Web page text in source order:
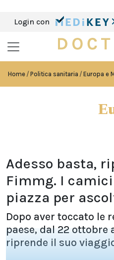
Login con
Home Politica sanitaria Europa e
Adesso basta,
Fimmg. I
piazza per
Dopo aver toccato le
paese, dal 22 ottobre
riprende il suo